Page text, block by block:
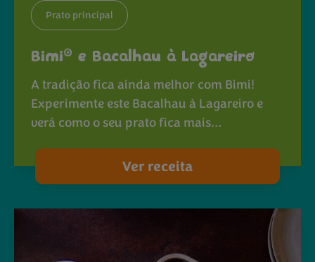
Prato principal
Bimi® e Bacalhau à Lagareiro
A tradição fica ainda melhor com Bimi!
Experimente este Bacalhau à Lagareiro e
verá como o seu prato fica mais…
Ver receita